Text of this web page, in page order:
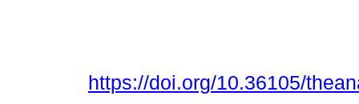
https://doi.org/10.36105/